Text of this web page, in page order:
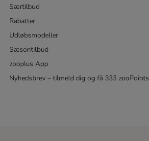
Særtilbud
Rabatter
Udløbsmodeller
Sæsontilbud
zooplus App
Nyhedsbrev – tilmeld dig og få 333 zooPoints